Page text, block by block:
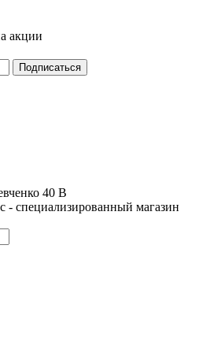
акции
40 В
- специализированный магазин